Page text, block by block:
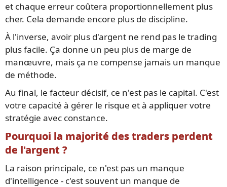
et chaque erreur coûtera proportionnellement plus
cher. Cela demande encore plus de discipline.
À l'inverse, avoir plus d'argent ne rend pas le trading
plus facile. Ça donne un peu plus de marge de
manœuvre, mais ça ne compense jamais un manque
de méthode.
Au final, le facteur décisif, ce n'est pas le capital. C'est
votre capacité à gérer le risque et à appliquer votre
stratégie avec constance.
Pourquoi la majorité des traders perdent
de l'argent ?
La raison principale, ce n'est pas un manque
d'intelligence - c'est souvent un manque de